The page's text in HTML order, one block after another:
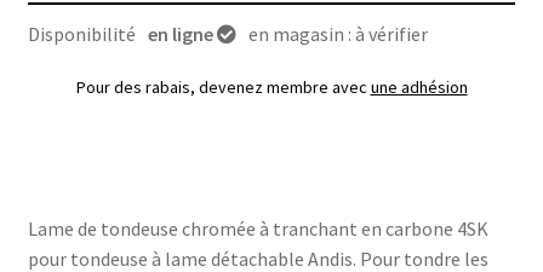
Disponibilité en ligne en magasin : à vérifier
Pour des rabais, devenez membre avec une adhésion
Lame de tondeuse chromée à tranchant en carbone 4SK
pour tondeuse à lame détachable Andis. Pour tondre les